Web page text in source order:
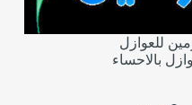
للعوازل
بالاحساء